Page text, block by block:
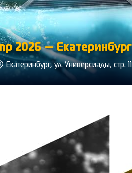
2026 — Екатеринбург
Екатеринбург, ул. Универсиады, стр. 11